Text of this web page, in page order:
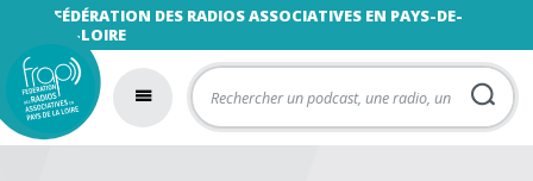
FÉDÉRATION DES RADIOS ASSOCIATIVES EN PAYS-DE-
LA-LOIRE